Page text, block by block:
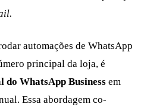
automações de WhatsApp
principal da loja, é
do WhatsApp Business em
Essa abordagem co-